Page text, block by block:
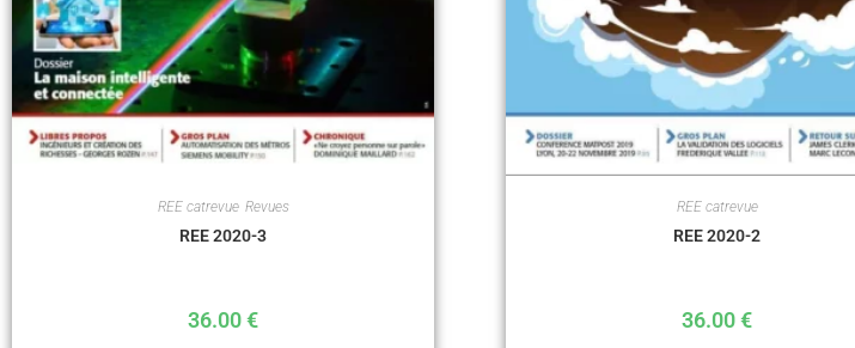
REE catrevue, Revues
REE 2020-3
36.00€
REE catrevue
REE 2020-2
36.00€